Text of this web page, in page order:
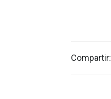
Compartir: